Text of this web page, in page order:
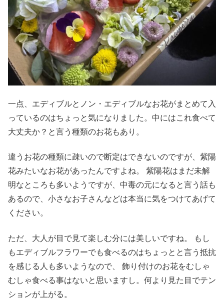
一点、エディブルとノン・エディブルなお花がまとめて入
っているのはちょっと気になりました。中にはこれ食べて
大丈夫か？と言う種類のお花もあり。
違うお花の種類に疎いので断定はできないのですが、紫陽
花みたいなお花があったんですよね。 紫陽花はまだ未解
明なところも多いようですが、中毒の元になると言う話も
あるので、小さなお子さんなどは本当に気をつけてあげて
ください。
ただ、大人が目で見て楽しむ分には美しいですね。 もし
もエディブルフラワーでも食べるのはちょっとと言う抵抗
を感じる人も多いようなので、 飾り付けのお花をむしゃ
むしゃ食べる事はないと思いますし。何より見た目でテン
ションが上がる。